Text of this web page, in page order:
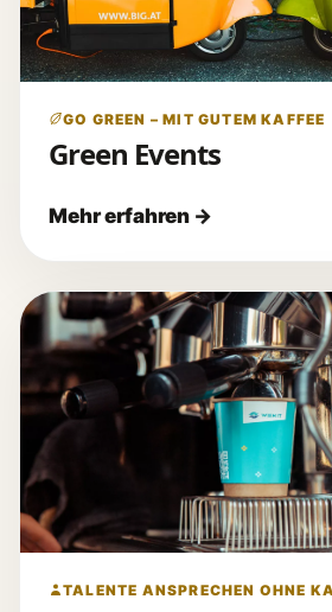
GO GREEN – MIT GUTEM KAFFEE
Green Events
TALENTE ANSPRECHEN OHNE